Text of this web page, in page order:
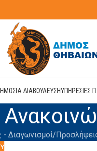
ΔΙΑΒΟΥΛΕΥΣΗΥΠΗΡΕΣΙΕΣ
- Διαγωνισμοί